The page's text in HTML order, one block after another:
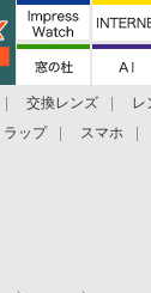
交換レンズ レ
ラップ スマホ